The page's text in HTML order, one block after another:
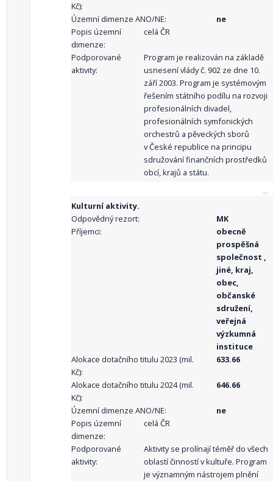
Kč):
Územní dimenze ANO/NE:
ne
Popis územní
dimenze:
celá ČR
Podporované
aktivity:
Program je realizován na základě
usnesení vlády č. 902 ze dne 10.
září 2003. Program je systémovým
řešením státního podílu na rozvoji
profesionálních divadel,
profesionálních symfonických
orchestrů a pěveckých sborů
v České republice na principu
sdružování finančních prostředků
obcí, krajů a státu.
Kulturní aktivity.
Odpovědný rezort:
MK
Příjemci:
obecně
prospěšná
společnost ,
jiné, kraj,
obec,
občanské
sdružení,
veřejná
výzkumná
instituce
Alokace dotačního titulu 2023 (mil.
Kč):
633.66
Alokace dotačního titulu 2024 (mil.
Kč):
646.66
Územní dimenze ANO/NE:
ne
Popis územní
dimenze:
celá ČR
Podporované
aktivity:
Aktivity se prolínají téměř do všech
oblastí činností v kultuře. Program
je významným nástrojem plnění